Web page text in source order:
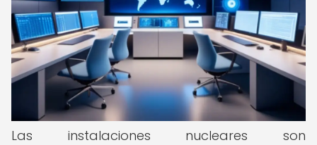
Las instalaciones nucleares son